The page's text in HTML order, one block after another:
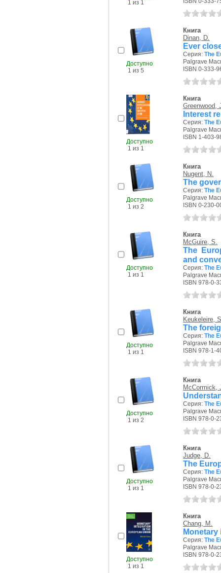
1 из 1
Доступно
1 из 5
Книга
Dinan, D.
Ever
Серия: The
Palgrave
ISBN 0-333-
Доступно
1 из 1
Книга
Greenwood,
Interest
Серия: The
Palgrave
ISBN 1-403-
Доступно
1 из 2
Книга
Nugent, N.
The
Серия: The
Palgrave
ISBN 0-230-
Доступно
1 из 1
Книга
McGuire, S.
The
and
Серия: The
Palgrave
ISBN 978-0-
Доступно
1 из 1
Книга
Keukeleire,
The
Серия: The
Palgrave
ISBN 978-1-
Доступно
1 из 2
Книга
McCormick,
Серия: The
Palgrave
ISBN 978-0-
Доступно
1 из 1
Книга
Judge, D.
The
Серия: The
Palgrave
ISBN 978-0-
Доступно
1 из 1
Книга
Chang, M.
Monetary
Серия: The
Palgrave
ISBN 978-0-